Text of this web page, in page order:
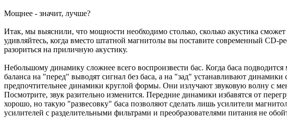
Мощнее - значит, лучше?
Итак, мы выяснили, что мощности необходимо столько, сколько акустика
удивляйтесь, когда вместо штатной магнитолы вы поставите современный
разориться на приличную акустику.
Небольшому динамику сложнее всего воспроизвести бас. Когда баса
баланса на "перед" выводят сигнал без баса, а на "зад" устанавливают
предпочтительнее динамики круглой формы. Они излучают звуковую волну с
Посмотрите, звук разительно изменится. Передние динамики избавятся от
хорошо, но такую "развесовку" баса позволяют сделать лишь усилители
усилителей с разделительными фильтрами и преобразователями питания не